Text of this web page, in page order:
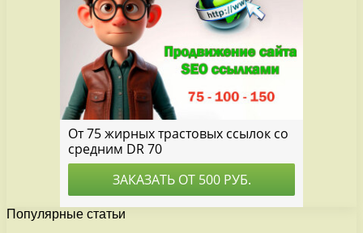
Популярные статьи